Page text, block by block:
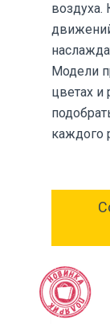
Модели
цветах и
каждого